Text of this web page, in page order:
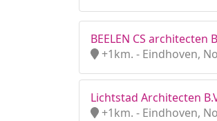
BEELEN CS architecten
+1km. - Eindhoven,
Lichtstad Architecten
+1km. - Eindhoven,